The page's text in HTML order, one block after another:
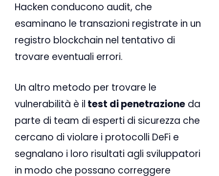
Hacken conducono audit, che
esaminano le transazioni registrate in un
registro blockchain nel tentativo di
trovare eventuali errori.
Un altro metodo per trovare le
vulnerabilità è il test di penetrazione da
parte di team di esperti di sicurezza che
cercano di violare i protocolli DeFi e
segnalano i loro risultati agli sviluppatori
in modo che possano correggere